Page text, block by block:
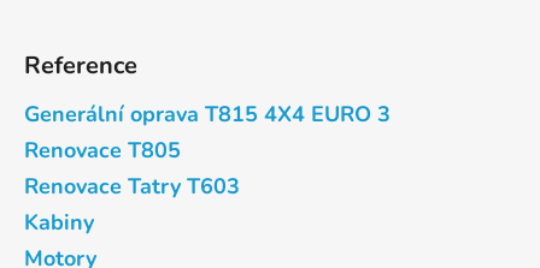
Reference
Generální oprava T815 4X4 EURO 3
Renovace T805
Renovace Tatry T603
Kabiny
Motory